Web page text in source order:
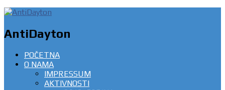
AntiDayton
POČETNA
O NAMA
IMPRESSUM
AKTIVNOSTI